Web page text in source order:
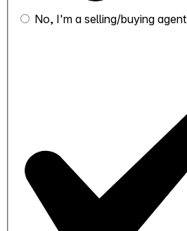
No, I'm a selling/buying agent